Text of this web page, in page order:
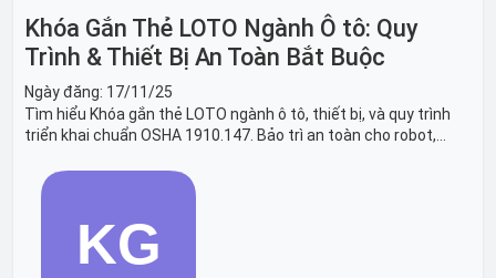
Khóa Gắn Thẻ LOTO Ngành Ô tô: Quy
Trình & Thiết Bị An Toàn Bắt Buộc
Ngày đăng: 17/11/25
Tìm hiểu Khóa gắn thẻ LOTO ngành ô tô, thiết bị, và quy trình
triển khai chuẩn OSHA 1910.147. Bảo trì an toàn cho robot,